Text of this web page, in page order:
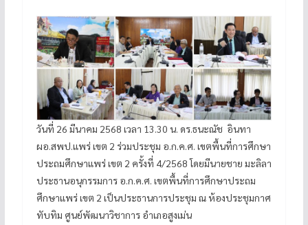
วันที่ 26 มีนาคม 2568 เวลา 13.30 น. ดร.ธนะณัช อินทา
ผอ.สพป.แพร่ เขต 2 ร่วมประชุม อ.ก.ค.ศ. เขตพื้นที่การศึกษา
ประถมศึกษาแพร่ เขต 2 ครั้งที่ 4/2568 โดยมีนายชาย มะลิลา
ประธานอนุกรรมการ อ.ก.ค.ศ. เขตพื้นที่การศึกษาประถม
ศึกษาแพร่ เขต 2 เป็นประธานการประชุม ณ ห้องประชุมกาศ
ทับทิม ศูนย์พัฒนาวิชาการ อำเภอสูงเม่น